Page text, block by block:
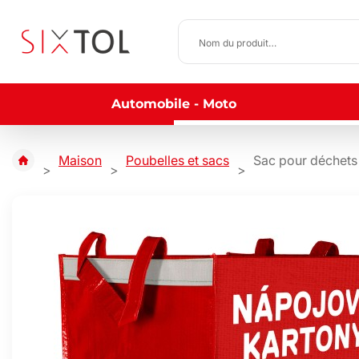
Automobile - Moto
Maison Poubelles et sacs Sac pour